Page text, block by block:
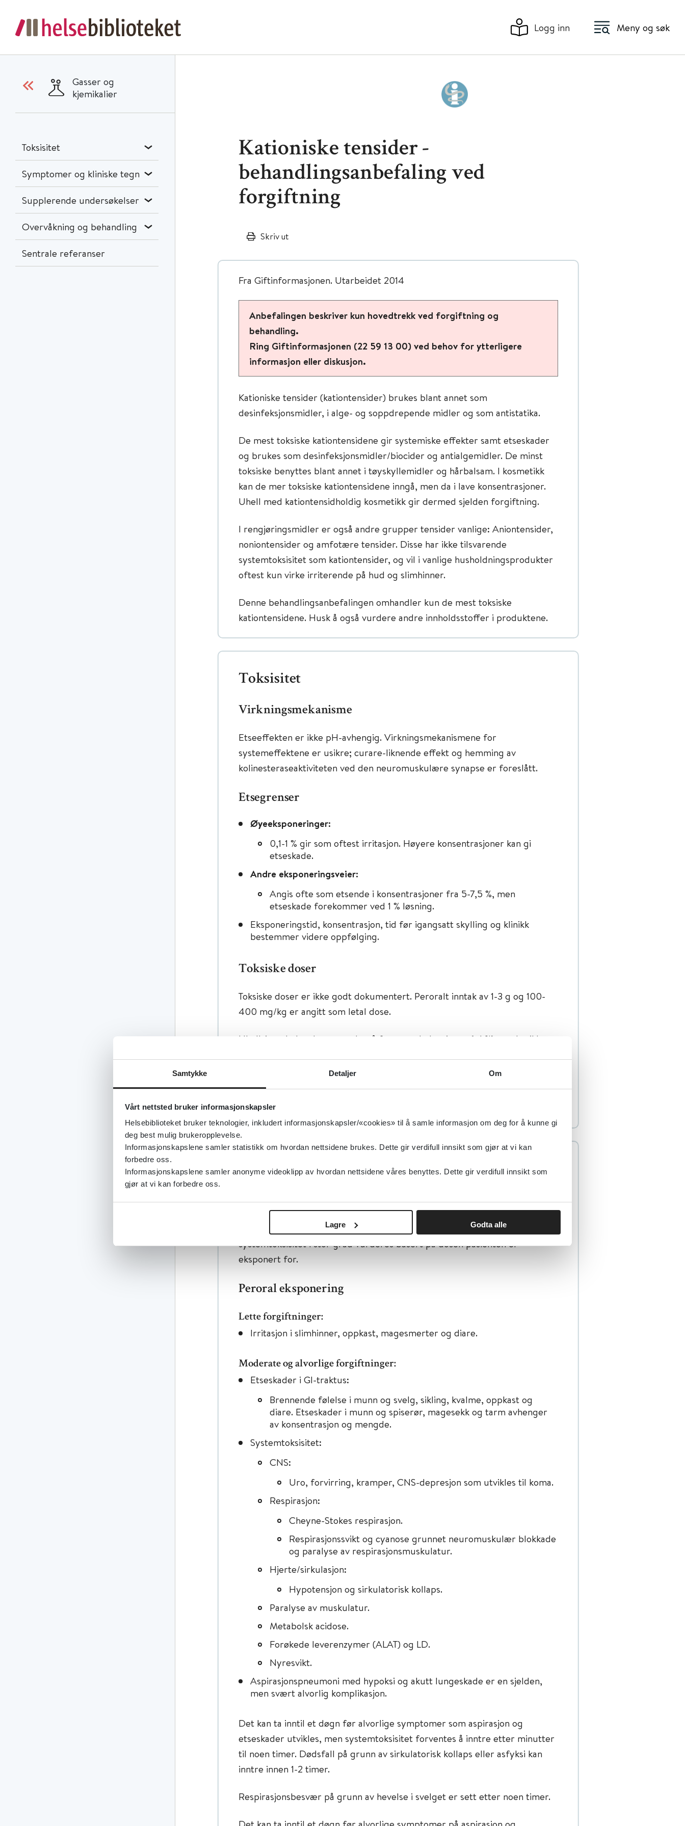
Samtykke Detaljer Om
Vårt nettsted bruker informasjonskapsler
Helsebiblioteket bruker teknologier, inkludert informasjonskapsler/«cookies» til å samle informasjon om deg for å kunne gi
deg best mulig brukeropplevelse.
Informasjonskapslene samler statistikk om hvordan nettsidene brukes. Dette gir verdifull innsikt som gjør at vi kan
forbedre oss.
Informasjonskapslene samler anonyme videoklipp av hvordan nettsidene våres benyttes. Dette gir verdifull innsikt som
gjør at vi kan forbedre oss.
Lagre Godta alle
Logg inn Meny og søk
Gasser og
kjemikalier
Toksisitet
Symptomer og kliniske tegn
Supplerende undersøkelser
Overvåkning og behandling
Sentrale referanser
Kationiske tensider -
behandlingsanbefaling ved
forgiftning
Skriv ut
Fra Giftinformasjonen. Utarbeidet 2014
Anbefalingen beskriver kun hovedtrekk ved forgiftning og
behandling.
Ring Giftinformasjonen (22 59 13 00) ved behov for ytterligere
informasjon eller diskusjon.
Kationiske tensider (kationtensider) brukes blant annet som
desinfeksjonsmidler, i alge- og soppdrepende midler og som antistatika.
De mest toksiske kationtensidene gir systemiske effekter samt etseskader
og brukes som desinfeksjonsmidler/biocider og antialgemidler. De minst
toksiske benyttes blant annet i tøyskyllemidler og hårbalsam. I kosmetikk
kan de mer toksiske kationtensidene inngå, men da i lave konsentrasjoner.
Uhell med kationtensidholdig kosmetikk gir dermed sjelden forgiftning.
I rengjøringsmidler er også andre grupper tensider vanlige: Aniontensider,
noniontensider og amfotære tensider. Disse har ikke tilsvarende
systemtoksisitet som kationtensider, og vil i vanlige husholdningsprodukter
oftest kun virke irriterende på hud og slimhinner.
Denne behandlingsanbefalingen omhandler kun de mest toksiske
kationtensidene. Husk å også vurdere andre innholdsstoffer i produktene.
Toksisitet
Virkningsmekanisme
Etseeffekten er ikke pH-avhengig. Virkningsmekanismene for
systemeffektene er usikre; curare-liknende effekt og hemming av
kolinesteraseaktiviteten ved den neuromuskulære synapse er foreslått.
Etsegrenser
Øyeeksponeringer:
0,1-1 % gir som oftest irritasjon. Høyere konsentrasjoner kan gi
etseskade.
Andre eksponeringsveier:
Angis ofte som etsende i konsentrasjoner fra 5-7,5 %, men
etseskade forekommer ved 1 % løsning.
Eksponeringstid, konsentrasjon, tid før igangsatt skylling og klinikk
bestemmer videre oppfølging.
Toksiske doser
Toksiske doser er ikke godt dokumentert. Peroralt inntak av 1-3 g og 100-
400 mg/kg er angitt som letal dose.
Uhellsinntak der det er smakt på fortynnede løsninger (<1 %), og det ikke er
Vurder sykehusobservasjon ved inntak av mer enn en slurk av fortynnede
Symptomer og kliniske tegn
etseskade og systemtoksisitet vurderes. Ved vurdering av etserisiko vil
konsentrasjonen av løsningen være avgjørende, mens risiko for
systemtoksisitet i stor grad vurderes basert på dosen pasienten er
eksponert for.
Peroral eksponering
Lette forgiftninger:
Irritasjon i slimhinner, oppkast, magesmerter og diare.
Moderate og alvorlige forgiftninger:
Etseskader i GI-traktus:
Brennende følelse i munn og svelg, sikling, kvalme, oppkast og
diare. Etseskader i munn og spiserør, magesekk og tarm avhenger
av konsentrasjon og mengde.
Systemtoksisitet:
CNS:
Uro, forvirring, kramper, CNS-depresjon som utvikles til koma.
Respirasjon:
Cheyne-Stokes respirasjon.
Respirasjonssvikt og cyanose grunnet neuromuskulær blokkade
og paralyse av respirasjonsmuskulatur.
Hjerte/sirkulasjon:
Hypotensjon og sirkulatorisk kollaps.
Paralyse av muskulatur.
Metabolsk acidose.
Forøkede leverenzymer (ALAT) og LD.
Nyresvikt.
Aspirasjonspneumoni med hypoksi og akutt lungeskade er en sjelden,
men svært alvorlig komplikasjon.
Det kan ta inntil et døgn før alvorlige symptomer som aspirasjon og
etseskader utvikles, men systemtoksisitet forventes å inntre etter minutter
til noen timer. Dødsfall på grunn av sirkulatorisk kollaps eller asfyksi kan
inntre innen 1-2 timer.
Respirasjonsbesvær på grunn av hevelse i svelget er sett etter noen timer.